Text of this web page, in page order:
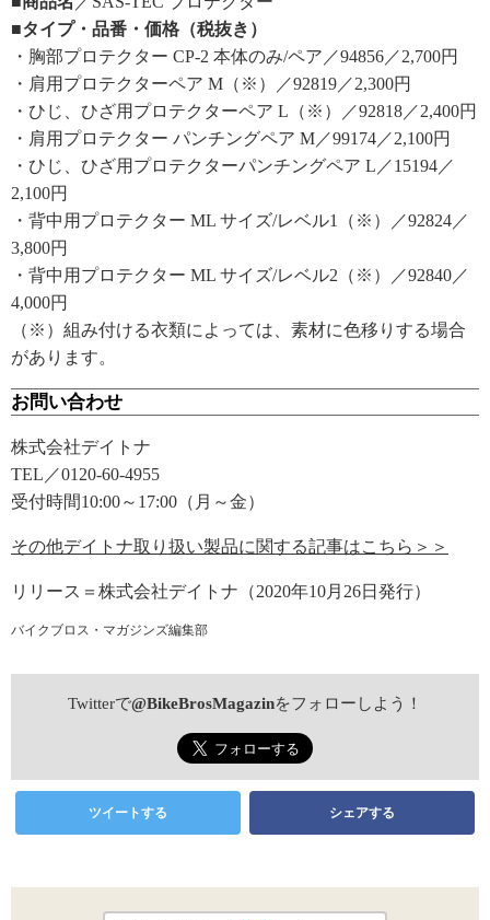
■タイプ・品番・価格（税抜き）
・胸部プロテクター CP-2 本体のみ/ペア／94856／2,700円
・肩用プロテクターペア M（※）／92819／2,300円
・ひじ、ひざ用プロテクターペア L（※）／92818／2,400円
・肩用プロテクター パンチングペア M／99174／2,100円
・ひじ、ひざ用プロテクターパンチングペア L／15194／
2,100円
・背中用プロテクター ML サイズ/レベル1（※）／92824／
3,800円
・背中用プロテクター ML サイズ/レベル2（※）／92840／
4,000円
（※）組み付ける衣類によっては、素材に色移りする場合
があります。
お問い合わせ
株式会社デイトナ
TEL／0120-60-4955
受付時間10:00～17:00（月～金）
その他デイトナ取り扱い製品に関する記事はこちら＞＞
リリース＝株式会社デイトナ（2020年10月26日発行）
バイクブロス・マガジンズ編集部
Twitterで@BikeBrosMagazinをフォローしよう！
ツイートする シェアする